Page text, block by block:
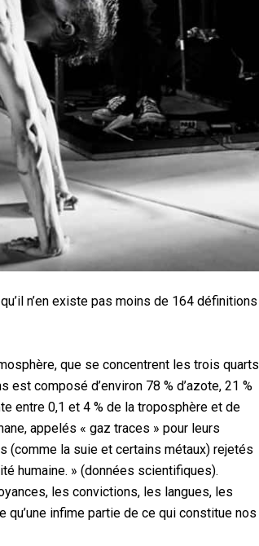
n’en existe pas moins de 164 définitions
que se concentrent les trois quarts
composé d’environ 78 % d’azote, 21 %
entre 0,1 et 4 % de la troposphère et de
appelés « gaz traces » pour leurs
(comme la suie et certains métaux) rejetés
humaine. » (données scientifiques).
les convictions, les langues, les
infime partie de ce qui constitue nos